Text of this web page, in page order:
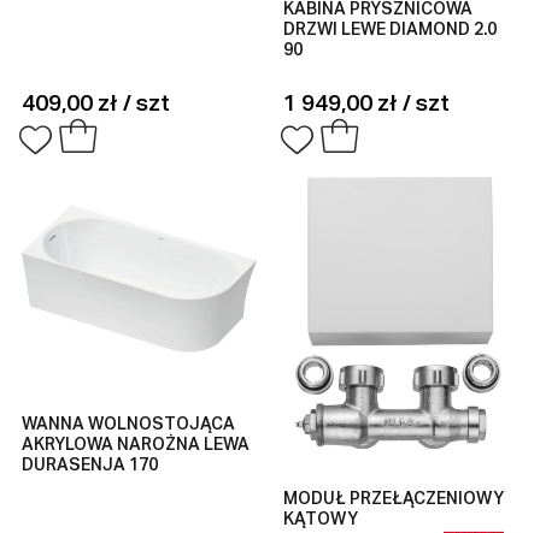
409,00 zł / szt
KABINA PRYSZNICOWA
DRZWI LEWE DIAMOND 2.0
90
1 949,00 zł / szt
WANNA WOLNOSTOJĄCA
AKRYLOWA NAROŻNA LEWA
DURASENJA 170
MODUŁ PRZEŁĄCZENIOWY
KĄTOWY